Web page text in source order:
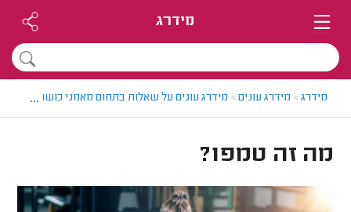
מידרג
מידרג> מידרג עונים> מידרג עונים על שאלות בתחום מאמני כושר >
...
מה זה טמפו?